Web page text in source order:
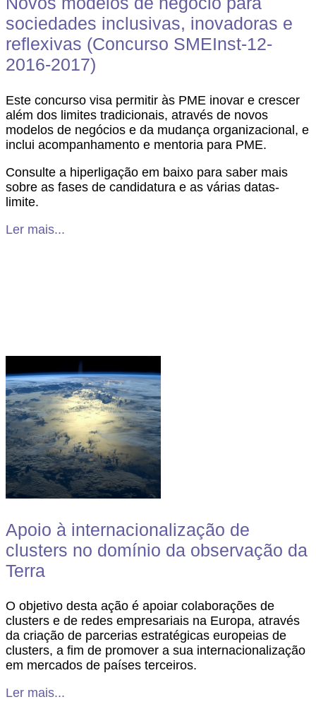
sociedades inclusivas, inovadoras e
reflexivas (Concurso SMEInst-12-
2016-2017)
Este concurso visa permitir às PME inovar e crescer
além dos limites tradicionais, através de novos
modelos de negócios e da mudança organizacional, e
inclui acompanhamento e mentoria para PME.
Consulte a hiperligação em baixo para saber mais
sobre as fases de candidatura e as várias datas-
limite.
Ler mais...
Apoio à internacionalização de
clusters no domínio da observação da
Terra
O objetivo desta ação é apoiar colaborações de
clusters e de redes empresariais na Europa, através
da criação de parcerias estratégicas europeias de
clusters, a fim de promover a sua internacionalização
em mercados de países terceiros.
Ler mais...